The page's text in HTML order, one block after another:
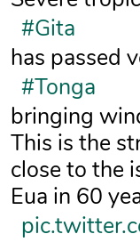
#Gita
has passed
#Tonga
bringing
This is the
close to the
Eua in 60